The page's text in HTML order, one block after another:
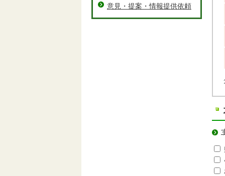
意見・提案・情報提供依頼